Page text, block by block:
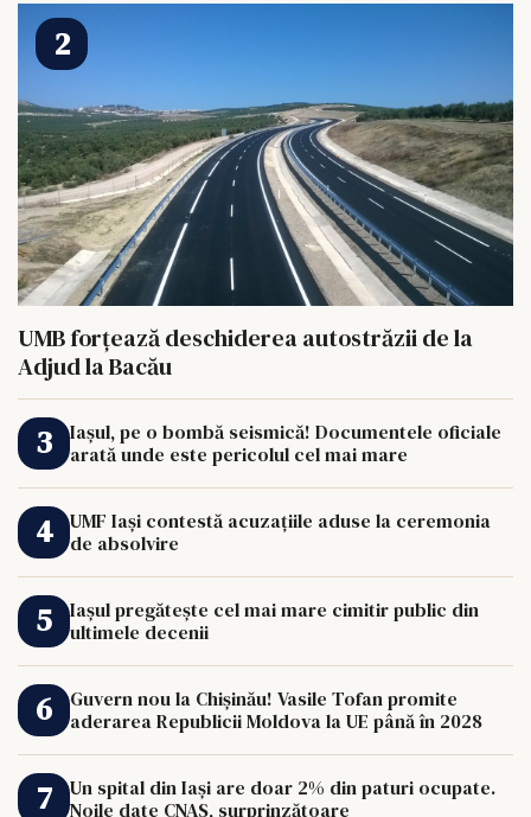
UMB forțează deschiderea autostrăzii de la
Adjud la Bacău
Iașul, pe o bombă seismică! Documentele oficiale
arată unde este pericolul cel mai mare
UMF Iași contestă acuzațiile aduse la ceremonia
de absolvire
Iașul pregătește cel mai mare cimitir public din
ultimele decenii
Guvern nou la Chișinău! Vasile Tofan promite
aderarea Republicii Moldova la UE până în 2028
Un spital din Iași are doar 2% din paturi ocupate.
Noile date CNAS, surprinzătoare